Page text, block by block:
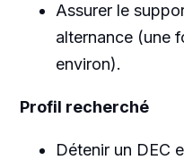
Assurer le
alternance (une
environ).
Profil recherché
Détenir un DEC